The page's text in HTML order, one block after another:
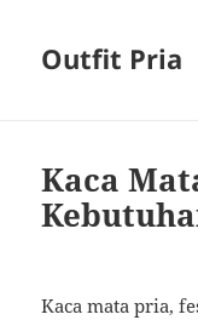
Outfit Pria
Kaca
Kaca mata pria,